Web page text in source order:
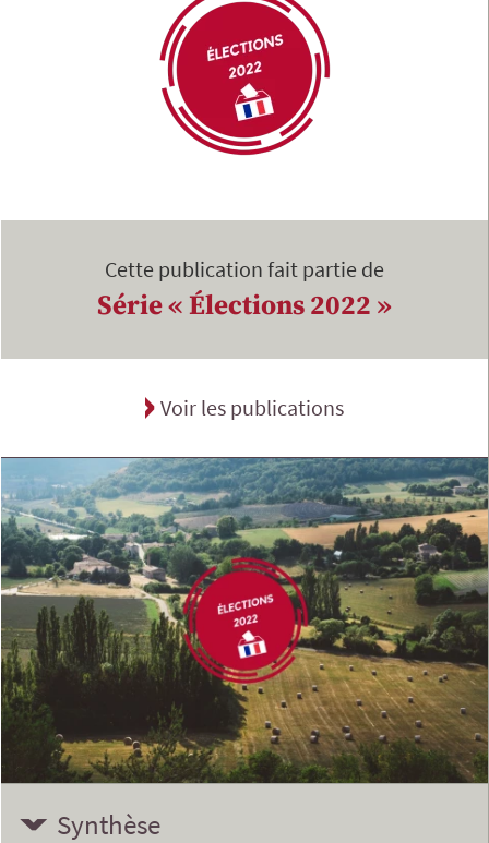
Cette publication fait partie de
Série « Élections 2022 »
Voir les publications
Synthèse